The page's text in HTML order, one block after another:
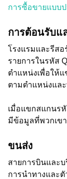
การซื้อขายแบบ
การต้อนรับแ
โรงแรมและรีส
รายการในรหัส
ตำแหน่งเพื่อให้
ตามตำแหน่งแล
เมื่อแขกสแกนรหั
มีข้อมูลที่พวกเข
ขนส่ง
สายการบินและ
การนำทางและ